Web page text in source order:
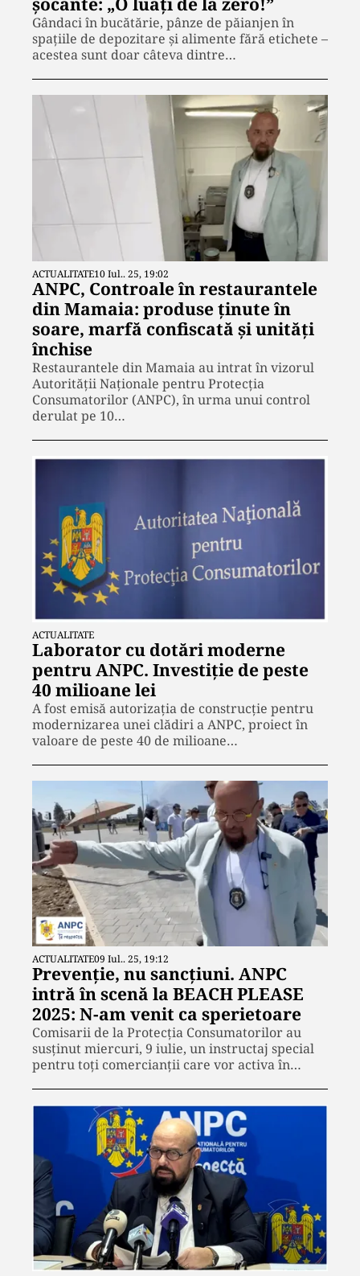
Gândaci în bucătărie, pânze de păianjen în
spațiile de depozitare și alimente fără etichete –
acestea sunt doar câteva dintre…
ACTUALITATE10 Iul.. 25, 19:02
ANPC, Controale în restaurantele
din Mamaia: produse ținute în
soare, marfă confiscată și unități
închise
Restaurantele din Mamaia au intrat în vizorul
Autorității Naționale pentru Protecția
Consumatorilor (ANPC), în urma unui control
derulat pe 10…
ACTUALITATE
Laborator cu dotări moderne
pentru ANPC. Investiţie de peste
40 milioane lei
A fost emisă autorizația de construcție pentru
modernizarea unei clădiri a ANPC, proiect în
valoare de peste 40 de milioane…
ACTUALITATE09 Iul.. 25, 19:12
Prevenție, nu sancțiuni. ANPC
intră în scenă la BEACH PLEASE
2025: N-am venit ca sperietoare
Comisarii de la Protecția Consumatorilor au
susținut miercuri, 9 iulie, un instructaj special
pentru toți comercianții care vor activa în…